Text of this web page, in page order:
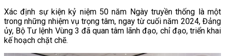
Xác định sự kiện kỷ niệm 50 năm Ngày truyền thống là một
trong những nhiệm vụ trọng tâm, ngay từ cuối năm 2024, Đảng
ủy, Bộ Tư lệnh Vùng 3 đã quan tâm lãnh đạo, chỉ đạo, triển khai
kế hoạch chặt chẽ.